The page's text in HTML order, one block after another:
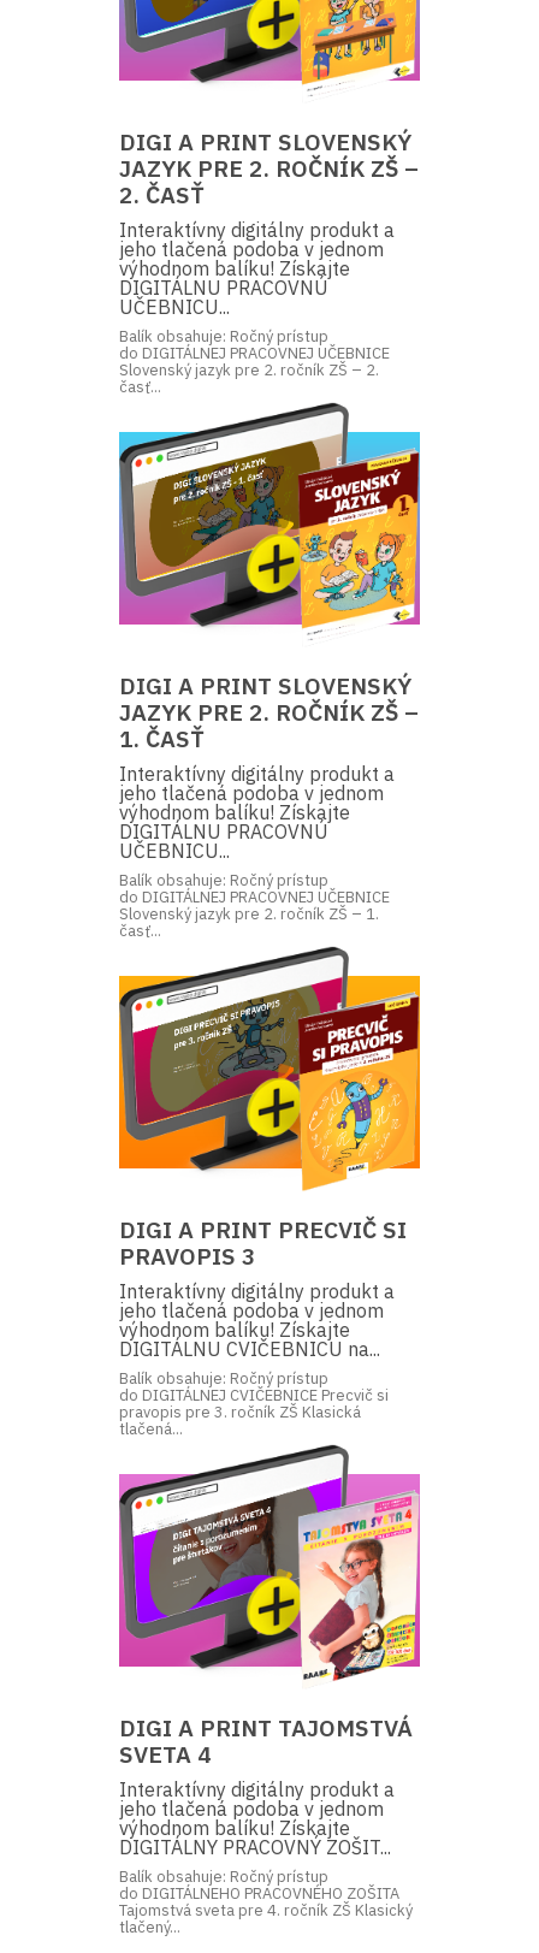
DIGI A PRINT SLOVENSKÝ
JAZYK PRE 2. ROČNÍK ZŠ –
2. ČASŤ
Interaktívny digitálny produkt a
jeho tlačená podoba v jednom
výhodnom balíku! Získajte
DIGITÁLNU PRACOVNÚ
UČEBNICU...
Balík obsahuje: Ročný prístup
do DIGITÁLNEJ PRACOVNEJ UČEBNICE
Slovenský jazyk pre 2. ročník ZŠ – 2.
časť...
DIGI A PRINT SLOVENSKÝ
JAZYK PRE 2. ROČNÍK ZŠ –
1. ČASŤ
Interaktívny digitálny produkt a
jeho tlačená podoba v jednom
výhodnom balíku! Získajte
DIGITÁLNU PRACOVNÚ
UČEBNICU...
Balík obsahuje: Ročný prístup
do DIGITÁLNEJ PRACOVNEJ UČEBNICE
Slovenský jazyk pre 2. ročník ZŠ – 1.
časť...
DIGI A PRINT PRECVIČ SI
PRAVOPIS 3
Interaktívny digitálny produkt a
jeho tlačená podoba v jednom
výhodnom balíku! Získajte
DIGITÁLNU CVIČEBNICU na...
Balík obsahuje: Ročný prístup
do DIGITÁLNEJ CVIČEBNICE Precvič si
pravopis pre 3. ročník ZŠ Klasická
tlačená...
DIGI A PRINT TAJOMSTVÁ
SVETA 4
Interaktívny digitálny produkt a
jeho tlačená podoba v jednom
výhodnom balíku! Získajte
DIGITÁLNY PRACOVNÝ ZOŠIT...
Balík obsahuje: Ročný prístup
do DIGITÁLNEHO PRACOVNÉHO ZOŠITA
Tajomstvá sveta pre 4. ročník ZŠ Klasický
tlačený...